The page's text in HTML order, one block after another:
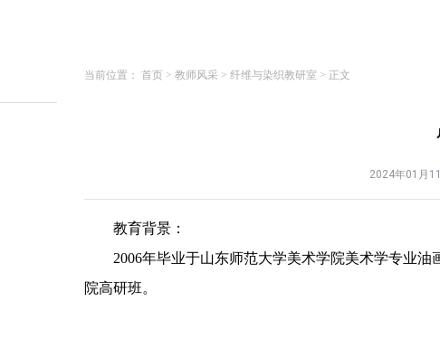
当前位置： 首页 > 教师风采 > 纤维与染织教研室 > 正文
2024年01月
教育背景：
2006年毕业于山东师范大学美术学院美术学专业
院高研班。